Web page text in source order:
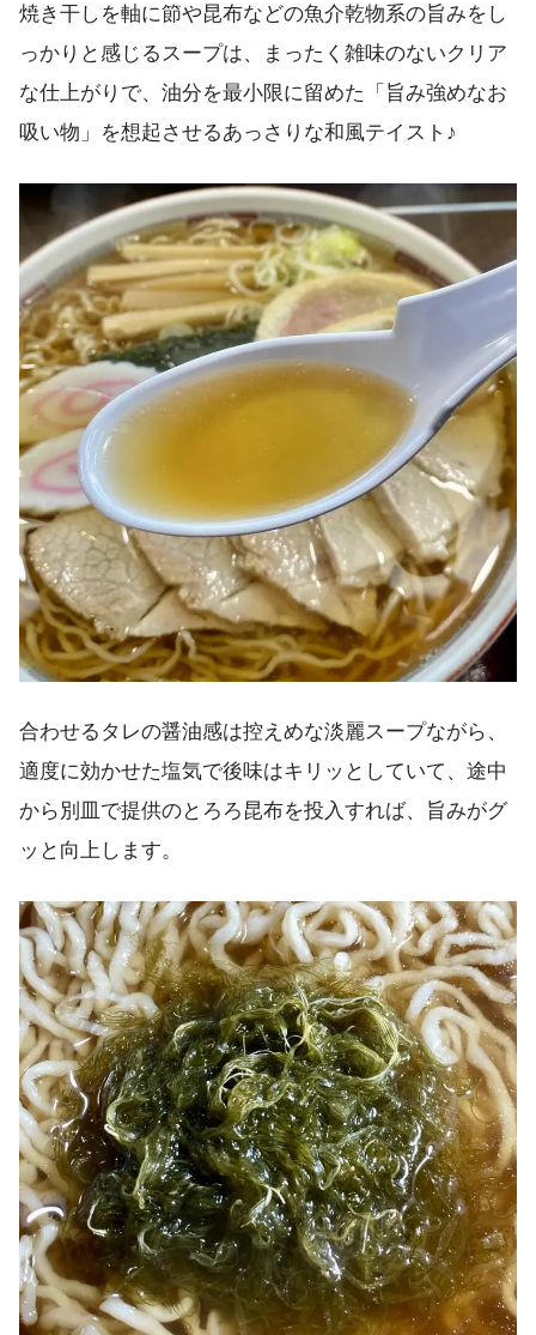
焼き干しを軸に節や昆布などの魚介乾物系の旨みをし
っかりと感じるスープは、まったく雑味のないクリア
な仕上がりで、油分を最小限に留めた「旨み強めなお
吸い物」を想起させるあっさりな和風テイスト♪
合わせるタレの醤油感は控えめな淡麗スープながら、
適度に効かせた塩気で後味はキリッとしていて、途中
から別皿で提供のとろろ昆布を投入すれば、旨みがグ
ッと向上します。